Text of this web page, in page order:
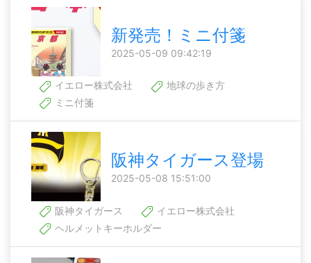
新発売！ミニ付箋
2025-05-09 09:42:19
イエロー株式会社
地球の歩き方
ミニ付箋
阪神タイガース登場
2025-05-08 15:51:00
阪神タイガース
イエロー株式会社
ヘルメットキーホルダー